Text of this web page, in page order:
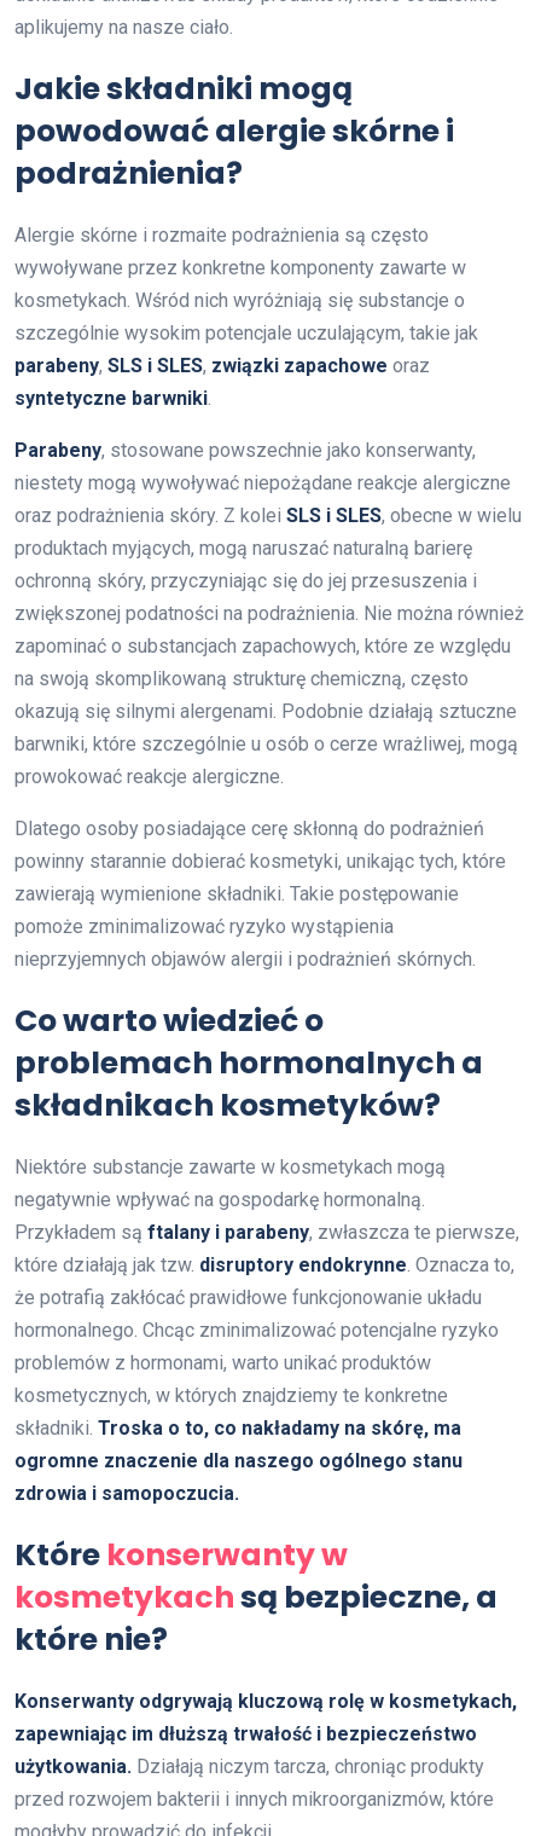
aplikujemy na nasze ciało.
Jakie składniki mogą
powodować alergie skórne i
podrażnienia?
Alergie skórne i rozmaite podrażnienia są często
wywoływane przez konkretne komponenty zawarte w
kosmetykach. Wśród nich wyróżniają się substancje o
szczególnie wysokim potencjale uczulającym, takie jak
parabeny, SLS i SLES, związki zapachowe oraz
syntetyczne barwniki.
Parabeny, stosowane powszechnie jako konserwanty,
niestety mogą wywoływać niepożądane reakcje alergiczne
oraz podrażnienia skóry. Z kolei SLS i SLES, obecne w wielu
produktach myjących, mogą naruszać naturalną barierę
ochronną skóry, przyczyniając się do jej przesuszenia i
zwiększonej podatności na podrażnienia. Nie można również
zapominać o substancjach zapachowych, które ze względu
na swoją skomplikowaną strukturę chemiczną, często
okazują się silnymi alergenami. Podobnie działają sztuczne
barwniki, które szczególnie u osób o cerze wrażliwej, mogą
prowokować reakcje alergiczne.
Dlatego osoby posiadające cerę skłonną do podrażnień
powinny starannie dobierać kosmetyki, unikając tych, które
zawierają wymienione składniki. Takie postępowanie
pomoże zminimalizować ryzyko wystąpienia
nieprzyjemnych objawów alergii i podrażnień skórnych.
Co warto wiedzieć o
problemach hormonalnych a
składnikach kosmetyków?
Niektóre substancje zawarte w kosmetykach mogą
negatywnie wpływać na gospodarkę hormonalną.
Przykładem są ftalany i parabeny, zwłaszcza te pierwsze,
które działają jak tzw. disruptory endokrynne. Oznacza to,
że potrafią zakłócać prawidłowe funkcjonowanie układu
hormonalnego. Chcąc zminimalizować potencjalne ryzyko
problemów z hormonami, warto unikać produktów
kosmetycznych, w których znajdziemy te konkretne
składniki. Troska o to, co nakładamy na skórę, ma
ogromne znaczenie dla naszego ogólnego stanu
zdrowia i samopoczucia.
Które konserwanty w
kosmetykachsą bezpieczne, a
które nie?
Konserwanty odgrywają kluczową rolę w kosmetykach,
zapewniając im dłuższą trwałość i bezpieczeństwo
użytkowania. Działają niczym tarcza, chroniąc produkty
przed rozwojem bakterii i innych mikroorganizmów, które